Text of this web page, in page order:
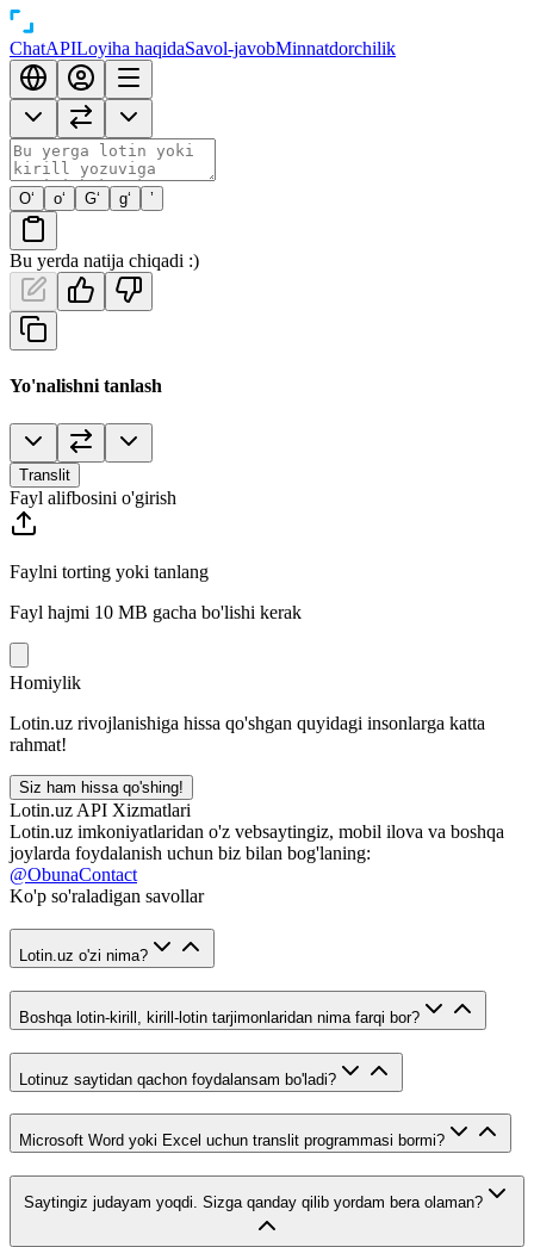
ChatAPILoyiha haqidaSavol-javobMinnatdorchilik
O‘ o‘ G‘ g‘ ’
Bu yerda natija chiqadi :)
Yo'nalishni tanlash
Translit
Fayl alifbosini o'girish
Faylni torting yoki tanlang
Fayl hajmi 10 MB gacha bo'lishi kerak
Homiylik
Lotin.uz rivojlanishiga hissa qo'shgan quyidagi insonlarga katta
rahmat!
Siz ham hissa qo'shing!
Lotin.uz API Xizmatlari
Lotin.uz imkoniyatlaridan o'z vebsaytingiz, mobil ilova va boshqa
joylarda foydalanish uchun biz bilan bog'laning:
@ObunaContact
Ko'p so'raladigan savollar
Lotin.uz o'zi nima?
Boshqa lotin-kirill, kirill-lotin tarjimonlaridan nima farqi bor?
Lotinuz saytidan qachon foydalansam bo'ladi?
Microsoft Word yoki Excel uchun translit programmasi bormi?
Saytingiz judayam yoqdi. Sizga qanday qilib yordam bera olaman?